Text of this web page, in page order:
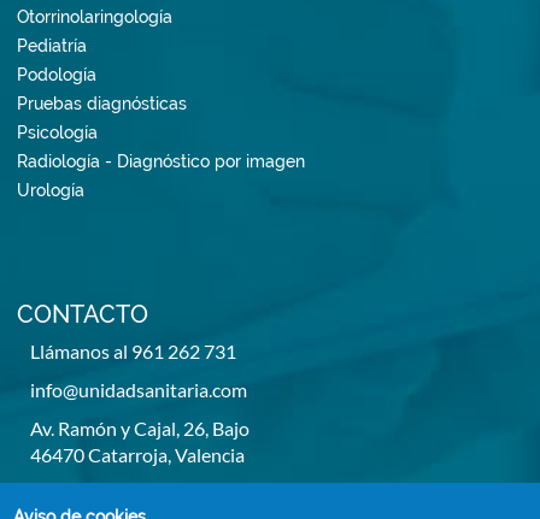
Otorrinolaringología
Pediatría
Podología
Pruebas diagnósticas
Psicología
Radiología - Diagnóstico por imagen
Urología
CONTACTO
Llámanos al 961 262 731
info@unidadsanitaria.com
Av. Ramón y Cajal, 26, Bajo
46470 Catarroja, Valencia